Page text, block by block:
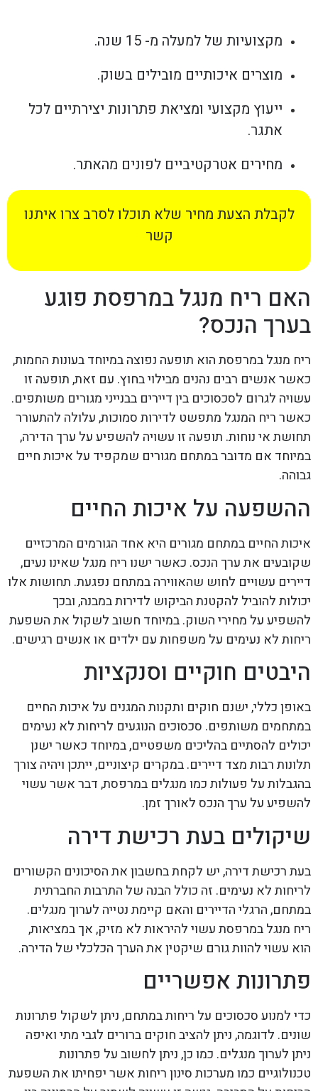
מקצועיות של למעלה מ- 15 שנה.
מוצרים איכותיים מובילים בשוק.
ייעוץ מקצועי ומציאת פתרונות יצירתיים לכל
אתגר.
מחירים אטרקטיביים לפונים מהאתר.
לקבלת הצעת מחיר שלא תוכלו לסרב צרו איתנו
קשר
האם ריח מנגל במרפסת פוגע
בערך הנכס?
ריח מנגל במרפסת הוא תופעה נפוצה במיוחד בעונות החמות,
כאשר אנשים רבים נהנים מבילוי בחוץ. עם זאת, תופעה זו
עשויה לגרום לסכסוכים בין דיירים בבנייני מגורים משותפים.
כאשר ריח המנגל מתפשט לדירות סמוכות, עלולה להתעורר
תחושת אי נוחות. תופעה זו עשויה להשפיע על ערך הדירה,
במיוחד אם מדובר במתחם מגורים שמקפיד על איכות חיים
גבוהה.
ההשפעה על איכות החיים
איכות החיים במתחם מגורים היא אחד הגורמים המרכזיים
שקובעים את ערך הנכס. כאשר ישנו ריח מנגל שאינו נעים,
דיירים עשויים לחוש שהאווירה במתחם נפגעת. תחושות אלו
יכולות להוביל להקטנת הביקוש לדירות במבנה, ובכך
להשפיע על מחירי השוק. במיוחד חשוב לשקול את השפעת
ריחות לא נעימים על משפחות עם ילדים או אנשים רגישים.
היבטים חוקיים וסנקציות
באופן כללי, ישנם חוקים ותקנות המגנים על איכות החיים
במתחמים משותפים. סכסוכים הנוגעים לריחות לא נעימים
יכולים להסתיים בהליכים משפטיים, במיוחד כאשר ישנן
תלונות רבות מצד דיירים. במקרים קיצוניים, ייתכן ויהיה צורך
בהגבלות על פעולות כמו מנגלים במרפסת, דבר אשר עשוי
להשפיע על ערך הנכס לאורך זמן.
שיקולים בעת רכישת דירה
בעת רכישת דירה, יש לקחת בחשבון את הסיכונים הקשורים
לריחות לא נעימים. זה כולל הבנה של התרבות החברתית
במתחם, הרגלי הדיירים והאם קיימת נטייה לערוך מנגלים.
ריח מנגל במרפסת עשוי להיראות לא מזיק, אך במציאות,
הוא עשוי להוות גורם שיקטין את הערך הכלכלי של הדירה.
פתרונות אפשריים
כדי למנוע סכסוכים על ריחות במתחם, ניתן לשקול פתרונות
שונים. לדוגמה, ניתן להציב חוקים ברורים לגבי מתי ואיפה
ניתן לערוך מנגלים. כמו כן, ניתן לחשוב על פתרונות
טכנולוגיים כמו מערכות סינון ריחות אשר יפחיתו את השפעת